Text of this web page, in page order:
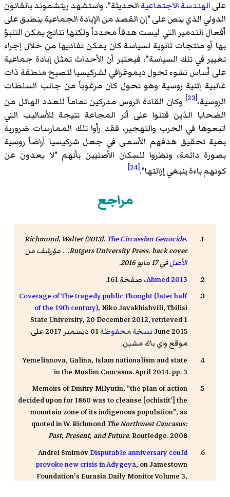
علىالهندسة الاجتماعيةالحديثة". واستشهد ريتشموند بالقانون
الدولي الذي ينص على "إن القصد من الإبادة الجماعية ينطبق على
أفعال التدمير التي ليست هدفاً محدداً ولكنها نتائج يمكن التنبؤ
بها أو منتجات ثانوية لسياسة كان يمكن تفاديها من خلال إجراء
تغيير في تلك السياسة"، فيعتبر أن الأحداث تمثل إبادة جماعية
على أساس نشوء تحول ديموغرافي لشركيسيا لتصبح منطقة ذات
غالبية إثنية روسية وهو تحول كان مرغوباً من جانب السلطات
الروسية،[23]
وكان القادة الروس مدركين تماماً للعدد الهائل من
الضحايا الذين قتلوا على أثر المجاعة نتيجة للأساليب التي
اتبعوها في الحرب والتهجير، فقد رأوا تلك الممارسات ضرورية
بغية تحقيق هدفهم الأسمى في جعل شركيسيا أراضاً روسية
بصورة دائمة، ونظروا للسكان الأصليين بأنهم "لا يعدون عن
كونهم باءة ينبغي إزالتها".[24]
مراجع
Richmond, Walter (2013). The Circassian Genocide.
Rutgers University Press. back cover. . مؤرشف من
الأصلفي 17 مايو 2016.
Ahmed 2013، صفحة 161.
Coverage of The tragedy public Thought (later half
of the 19th century), Niko Javakhishvili, Tbilisi
State University, 20 December 2012, retrieved 1
June 2015نسخة محفوظة
01 ديسمبر 2017 على
موقع واي باك مشين.
Yemelianova, Galina, Islam nationalism and state
in the Muslim Caucasus. April 2014. pp. 3
Memoirs ofDmitry Milyutin, "the plan of action
decided upon for 1860 was to cleanse [ochistit'] the
mountain zone of its indigenous population", as
quoted in W. Richmond The Northwest Caucasus:
Past, Present, and Future. Routledge. 2008
Andrei SmirnovDisputable anniversary could
provoke new crisis in Adygeya, on Jamestown
Foundation's Eurasia Daily Monitor Volume 3,